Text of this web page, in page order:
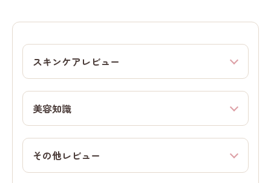
スキンケアレビュー
美容知識
その他レビュー